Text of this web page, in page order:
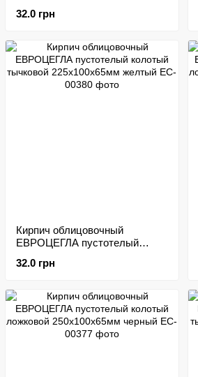
250х100х65мм графит
32.0 грн
Кирпич облицовочный
ЕВРОЦЕГЛА пустотелый
225х100х65мм желтый
32.0 грн